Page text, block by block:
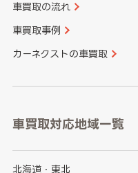
車買取の流れ
車買取事例
カーネクストの車買取
車買取対応地域一覧
北海道・東北